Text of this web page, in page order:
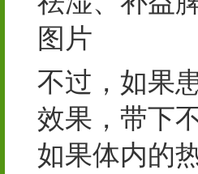
图片
不过，如果
效果，带下
如果体内的